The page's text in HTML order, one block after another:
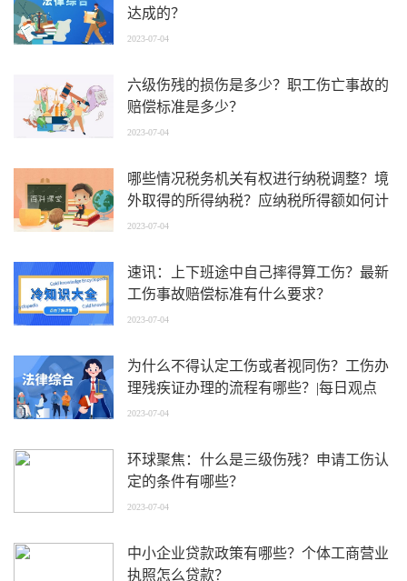
达成的？
2023-07-04
六级伤残的损伤是多少？职工伤亡事故的
赔偿标准是多少？
2023-07-04
哪些情况税务机关有权进行纳税调整？境
外取得的所得纳税？应纳税所得额如何计
算？ 今日最新
2023-07-04
速讯：上下班途中自己摔得算工伤？最新
工伤事故赔偿标准有什么要求？
2023-07-04
为什么不得认定工伤或者视同伤？工伤办
理残疾证办理的流程有哪些？|每日观点
2023-07-04
环球聚焦：什么是三级伤残？申请工伤认
定的条件有哪些？
2023-07-04
中小企业贷款政策有哪些？个体工商营业
执照怎么贷款？